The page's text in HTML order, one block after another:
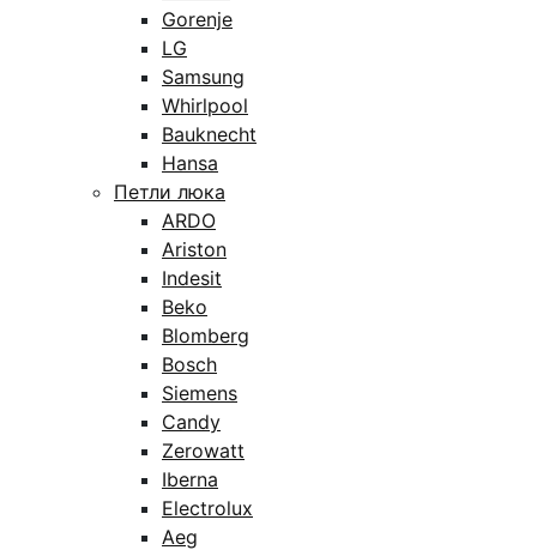
Gorenje
LG
Samsung
Whirlpool
Bauknecht
Hansa
Петли люка
ARDO
Ariston
Indesit
Beko
Blomberg
Bosch
Siemens
Candy
Zerowatt
Iberna
Electrolux
Aeg